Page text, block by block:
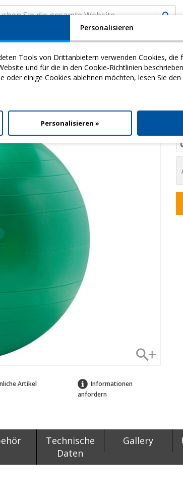
Download
Artikel
Informationen
anfordern
Technische
Daten
Gallery
Personalisieren
Tools von Drittanbietern verwenden Cookies, die
und für die in den Cookie-Richtlinien
oder einige Cookies ablehnen möchten, lesen Sie
Personalisieren »